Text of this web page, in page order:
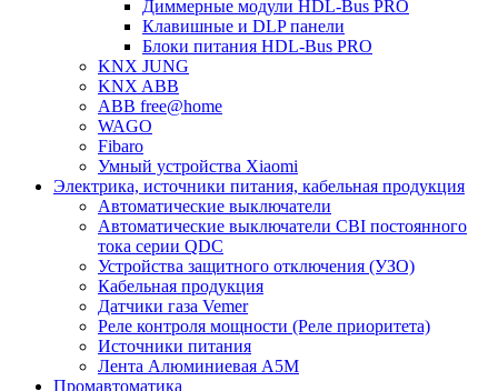
Диммерные модули HDL-Bus PRO
Клавишные и DLP панели
Блоки питания HDL-Bus PRO
KNX JUNG
KNX ABB
ABB free@home
WAGO
Fibaro
Умный устройства Xiaomi
Электрика, источники питания, кабельная продукция
Автоматические выключатели
Автоматические выключатели CBI постоянного
тока серии QDC
Устройства защитного отключения (УЗО)
Кабельная продукция
Датчики газа Vemer
Реле контроля мощности (Реле приоритета)
Источники питания
Лента Алюминиевая А5М
Промавтоматика